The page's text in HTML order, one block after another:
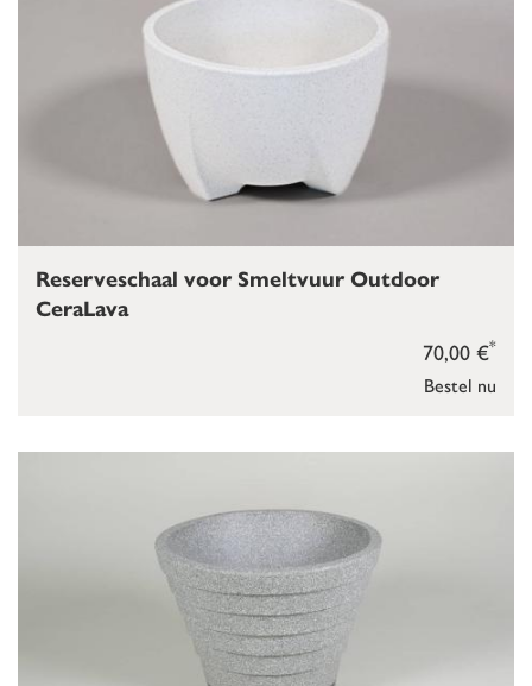
Bestel nu
70,00 €*
Reserveschaal voor Smeltvuur Outdoor
CeraLava